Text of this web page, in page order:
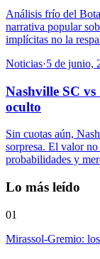
Análisis frío del
narrativa popular
implícitas no la
Noticias·5 de junio,
Nashville SC
oculto
Sin cuotas aún,
sorpresa. El valor
probabilidades y
Lo más leído
01
Mirassol-Gremio: